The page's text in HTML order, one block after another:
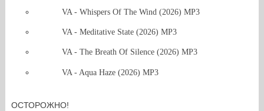
VA - Whispers Of The Wind (2026) MP3
VA - Meditative State (2026) MP3
VA - The Breath Of Silence (2026) MP3
VA - Aqua Haze (2026) MP3
ОСТОРОЖНО!